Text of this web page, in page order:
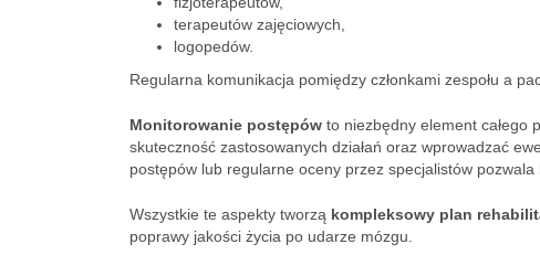
terapeutów zajęciowych,
logopedów.
Regularna komunikacja pomiędzy członkami zespołu a
Monitorowanie postępów to niezbędny element całego
skuteczność zastosowanych działań oraz wprowadzać
postępów lub regularne oceny przez specjalistów
Wszystkie te aspekty tworzą kompleksowy plan
poprawy jakości życia po udarze mózgu.